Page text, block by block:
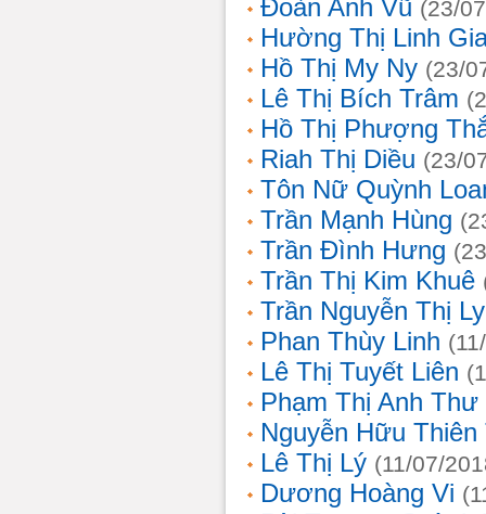
Đoàn Anh Vũ (23/
Hường Thị Linh
Hồ Thị My Ny (23/
Lê Thị Bích Trâm
Hồ Thị Phượng
Riah Thị Diều (23/
Tôn Nữ Quỳnh
Trần Mạnh Hùng
Trần Đình Hưng
Trần Thị Kim Khuê
Trần Nguyễn Thị
Phan Thùy Linh
Lê Thị Tuyết Liên
Phạm Thị Anh Thư
Nguyễn Hữu Thiên
Lê Thị Lý (11/07/
Dương Hoàng Vi